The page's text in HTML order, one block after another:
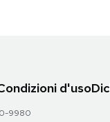
d'uso
9980